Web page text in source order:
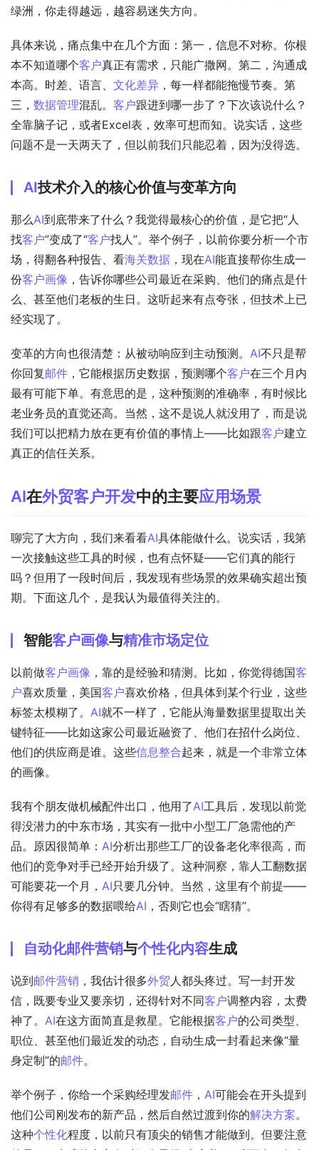
绿洲，你走得越远，越容易迷失方向。
具体来说，痛点集中在几个方面：第一，信息不对称。你根
本不知道哪个客户真正有需求，只能广撒网。第二，沟通成
本高。时差、语言、 文化差异 ，每一样都能拖慢节奏。第
三， 数据管理混乱。 客户跟进到哪一步了？下次该说什么？
全靠脑子记，或者Excel表，效率可想而知。说实话，这些
问题不是一天两天了，但以前我们只能忍着，因为没得选。
AI技术介入的核心价值与变革方向
那么AI到底带来了什么？我觉得最核心的价值，是它把“人
找客户”变成了“客户找人”。举个例子，以前你要分析一个市
场，得翻各种报告、看海关数据 ，现在AI能直接帮你生成一
份客户画像 ，告诉你哪些公司最近在采购、他们的痛点是什
么、甚至他们老板的生日。这听起来有点夸张，但技术上已
经实现了。
变革的方向也很清楚：从被动响应到主动预测。 AI不只是帮
你回复邮件 ，它能根据历史数据，预测哪个客户在三个月内
最有可能下单。有意思的是，这种预测的准确率，有时候比
老业务员的直觉还高。当然，这不是说人就没用了，而是说
我们可以把精力放在更有价值的事情上——比如跟客户建立
真正的信任关系。
AI在外贸客户开发中的主要应用场景
聊完了大方向，我们来看看AI具体能做什么。说实话，我第
一次接触这些工具的时候，也有点怀疑——它们真的能行
吗？但用了一段时间后，我发现有些场景的效果确实超出预
期。下面这几个，是我认为最值得关注的。
智能客户画像与精准市场定位
以前做客户画像 ，靠的是经验和猜测。比如，你觉得德国客
户喜欢质量，美国客户喜欢价格，但具体到某个行业，这些
标签太模糊了。 AI就不一样了，它能从海量数据里提取出关
键特征——比如这家公司最近融资了、他们在招什么岗位、
他们的供应商是谁。这些信息整合起来，就是一个非常立体
的画像。
我有个朋友做机械配件出口，他用了AI工具后，发现以前觉
得没潜力的中东市场，其实有一批中小型工厂急需他的产
品。原因很简单： AI分析出那些工厂的设备老化率很高，而
他们的竞争对手已经开始升级了。这种洞察，靠人工翻数据
可能要花一个月， AI只要几分钟。当然，这里有个前提——
你得有足够多的数据喂给AI ，否则它也会“瞎猜”。
自动化邮件营销与个性化内容生成
说到邮件营销 ，我估计很多外贸人都头疼过。写一封开发
信，既要专业又要亲切，还得针对不同客户调整内容，太费
神了。 AI在这方面简直是救星。它能根据客户的公司类型、
职位、甚至他们最近发的动态，自动生成一封看起来像“量
身定制”的邮件。
举个例子，你给一个采购经理发邮件 ， AI可能会在开头提到
他们公司刚发布的新产品，然后自然过渡到你的解决方案。
这种个性化程度，以前只有顶尖的销售才能做到。但要注意